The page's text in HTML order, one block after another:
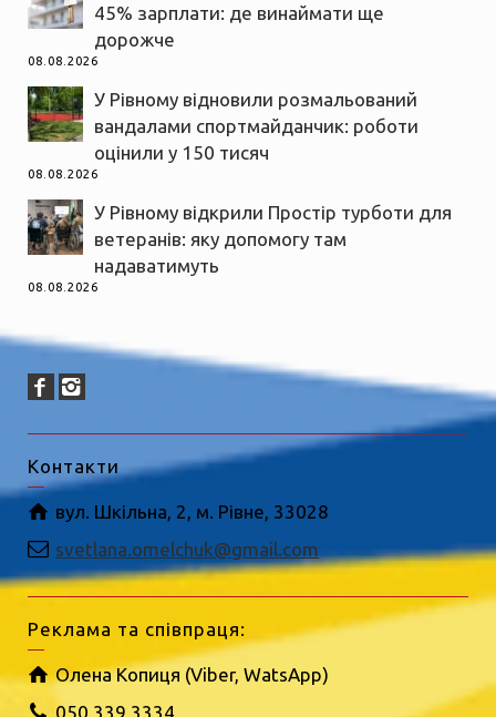
45% зарплати: де винаймати ще
дорожче
08.08.2026
У Рівному відновили розмальований
вандалами спортмайданчик: роботи
оцінили у 150 тисяч
08.08.2026
У Рівному відкрили Простір турботи для
ветеранів: яку допомогу там
надаватимуть
08.08.2026
Контакти
вул. Шкільна, 2, м. Рівне, 33028
svetlana.omelchuk@gmail.com
Реклама та співпраця:
Олена Копиця (Viber, WatsApp)
050 339 3334